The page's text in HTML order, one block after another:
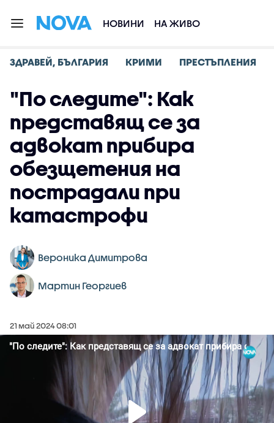
НОВИНИ НА ЖИВО
ЗДРАВЕЙ, БЪЛГАРИЯ КРИМИ ПРЕСТЪПЛЕНИЯ
"По следите": Как
представящ се за
адвокат прибира
обезщетения на
пострадали при
катастрофи
Вероника Димитрова
Мартин Георгиев
21 май 2024 08:01